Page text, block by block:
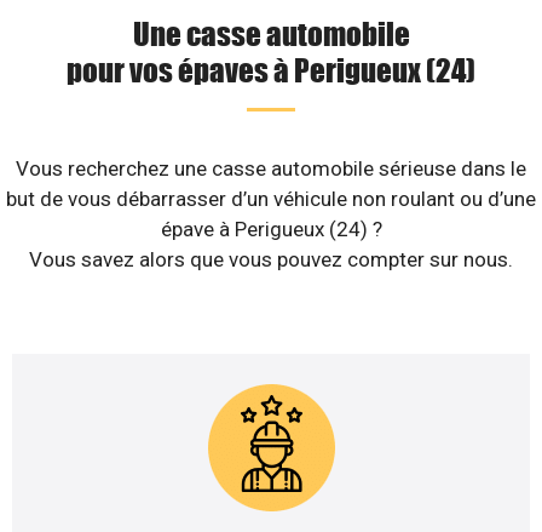
Une casse automobile
pour vos épaves à Perigueux (24)
Vous recherchez une casse automobile sérieuse dans le
but de vous débarrasser d’un véhicule non roulant ou d’une
épave à Perigueux (24) ?
Vous savez alors que vous pouvez compter sur nous.